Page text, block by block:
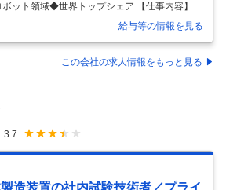
ット領域◆世界トップシェア 【仕事内容】
・搬送システムのサービスエンジニア※最先端
ップシェア 【具体的な仕事内容】 ～ほとん
れている商材／世界No.1の売上を誇るマテハ
ーカー～ ■ポジション説明 一般製造業や物流業
の窓口として長期的な信頼関係を築きなが
の維持・改善に関わることで、技術力を磨き
給与等の情報を見る
この会社の求人情報をもっと見る
3.7